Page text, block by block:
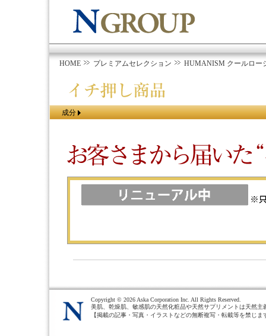
HOME プレミアムセレクション HUMANISM クールロー
成分
Copyright © 2026 Aska Corporation Inc. All Rights Reserved.
美肌、乾燥肌、敏感肌の天然化粧品や天然サプリメントは天然主
【掲載の記事・写真・イラストなどの無断複写・転載等を禁じま